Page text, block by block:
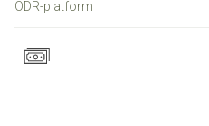
ODR-platform